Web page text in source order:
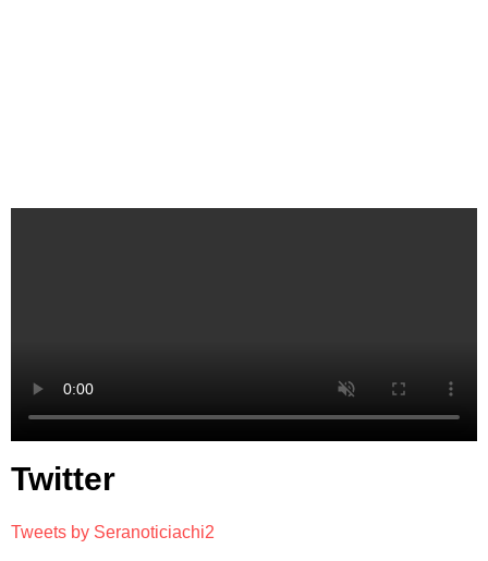
Twitter
Tweets by Seranoticiachi2